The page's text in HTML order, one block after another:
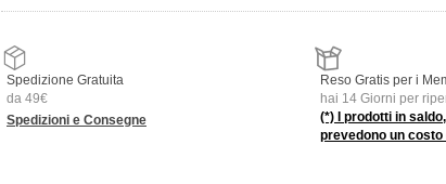
Spedizione Gratuita
da 49€
Spedizioni e Consegne
Reso Gratis per i
hai 14 Giorni per
(*) I prodotti in
prevedono un